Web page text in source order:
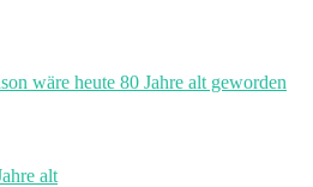
wäre heute 80 Jahre alt geworden
alt